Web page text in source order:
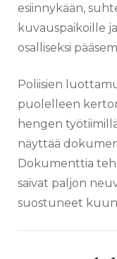
esiinnykään,
kuvauspaikoille
osalliseksi
Poliisien
puolelleen
hengen
näyttää
Dokumenttia
saivat paljon
suostuneet